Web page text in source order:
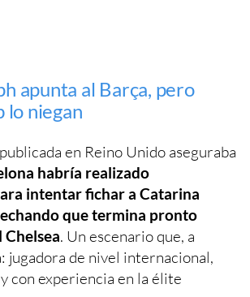
apunta al Barça, pero
lo niegan
en Reino Unido aseguraba
habría realizado
intentar fichar a Catarina
que termina pronto
. Un escenario que, a
jugadora de nivel internacional,
con experiencia en la élite